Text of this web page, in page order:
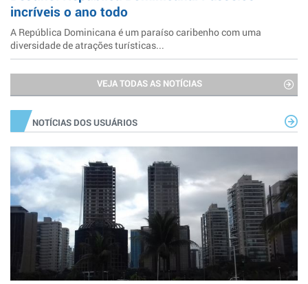
incríveis o ano todo
A República Dominicana é um paraíso caribenho com uma
diversidade de atrações turísticas...
VEJA TODAS AS NOTÍCIAS
NOTÍCIAS DOS USUÁRIOS